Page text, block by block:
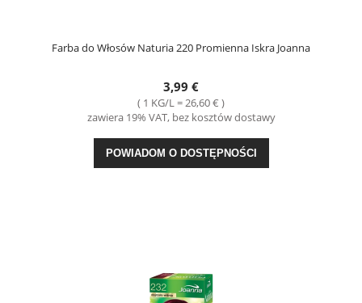
Farba do Włosów Naturia 220 Promienna Iskra Joanna
3,99 €
( 1 KG/L = 26,60 € )
zawiera 19% VAT, bez kosztów dostawy
POWIADOM O DOSTĘPNOŚCI